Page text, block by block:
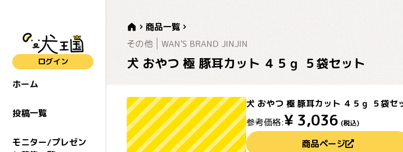
ログイン
ホーム
投稿一覧
モニター/プレゼン
商品一覧
その他
WAN'S BRAND JINJIN
犬 おやつ 極 豚耳カット ４５ｇ ５袋セット
犬 おやつ 極 豚耳カット ４５ｇ ５袋セ
参考価格:¥ 3,036 (税込)
商品ページ